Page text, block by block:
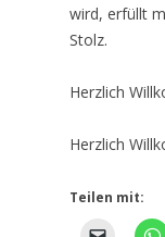
wird, erfüllt
Stolz.
Herzlich
Herzlich
Teilen mit: